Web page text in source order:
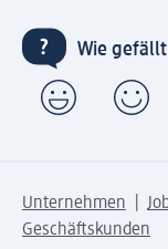
Wie gefällt
Unternehmen
Geschäftskunden